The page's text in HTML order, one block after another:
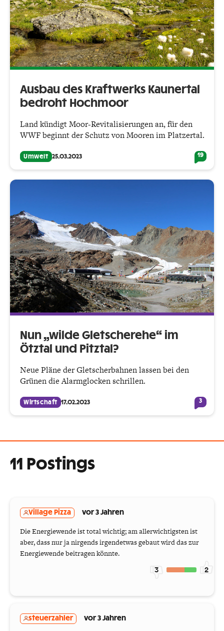
Ausbau des Kraftwerks Kaunertal
bedroht Hochmoor
Land kündigt Moor-Revitalisierungen an, für den
WWF beginnt der Schutz von Mooren im Platzertal.
Umwelt 25.03.2023 19
Nun „wilde Gletscherehe“ im
Ötztal und Pitztal?
Neue Pläne der Gletscherbahnen lassen bei den
Grünen die Alarmglocken schrillen.
Wirtschaft 17.02.2023 3
11 Postings
Village Pizza vor 3 Jahren
Die Energiewende ist total wichtig; am allerwichtigsten ist
aber, dass nur ja nirgends irgendetwas gebaut wird das zur
Energiewende beitragen könnte.
3 2
steuerzahler vor 3 Jahren